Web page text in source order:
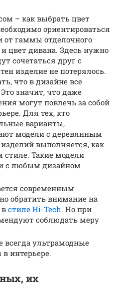
– как выбрать цвет
ориентироваться
от гаммы отделочного
цвет дивана. Здесь нужно
сочетаться друг с
изделие не потерялось.
что в дизайне все
значит, что даже
могут повлечь за собой
Для тех, кто
варианты,
модели с деревянным
выполняется, как
стиле. Такие модели
с любым дизайном
современным
обратить внимание на
стиле Hi-Tech. Но при
соблюдать меру
всегда ультрамодные
интерьере.
их